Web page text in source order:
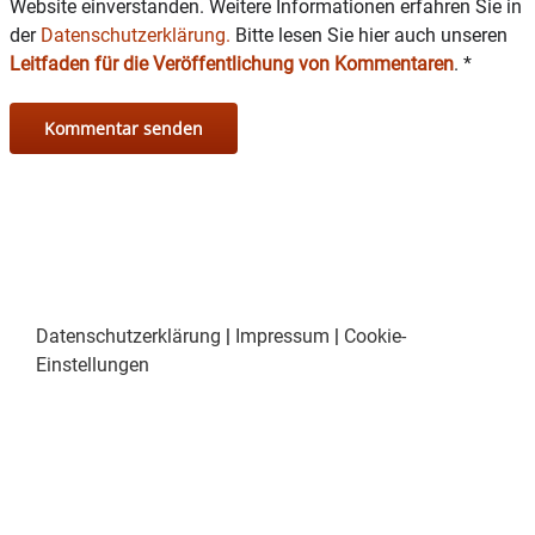
www.touwas.de oder
bei der Touristinfo unter der 08071 / 15-22.
Website einverstanden. Weitere Informationen erfahren Sie in
der Datenschutzerklärung. Bitte lesen Sie hier auch unseren
Leitfaden für die Veröffentlichung von Kommentaren. *
Datenschutzerklärung | Impressum | Cookie-
Einstellungen